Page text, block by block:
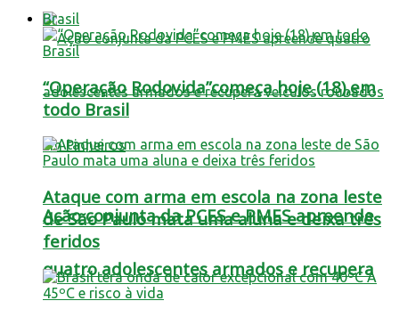
Ação conjunta da PCES e PMES apreende
quatro adolescentes armados e recupera
Brasil
“Operação Rodovida”começa hoje (18),em
todo Brasil
Ataque com arma em escola na zona leste
de São Paulo mata uma aluna e deixa três
feridos